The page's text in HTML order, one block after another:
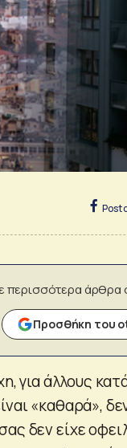
Post
περισσότερα άρθρα
Προσθήκη του
για άλλους
«καθαρά»,
δεν είχε